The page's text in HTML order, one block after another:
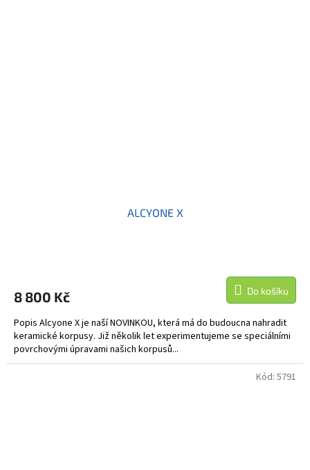
ALCYONE X
8 800 Kč Do košíku
Popis Alcyone X je naší NOVINKOU, která má do budoucna nahradit
keramické korpusy. Již několik let experimentujeme se speciálními
povrchovými úpravami našich korpusů...
Kód: 5791